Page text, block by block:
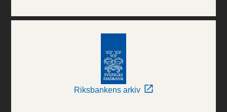
Riksbankens arkiv